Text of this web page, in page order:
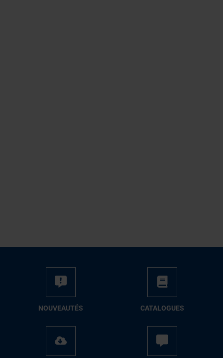
NOUVEAUTÉS CATALOGUES